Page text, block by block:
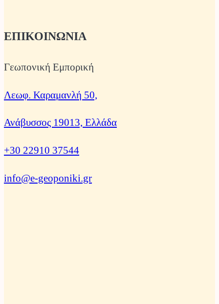
ΕΠΙΚΟΙΝΩΝΙΑ
Γεωπονική Εμπορική
Λεωφ. Καραμανλή 50,
Ανάβυσσος 19013, Ελλάδα
+30 22910 37544
info@e-geoponiki.gr